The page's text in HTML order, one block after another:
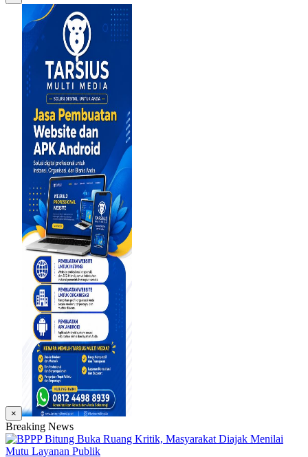
×
Breaking News